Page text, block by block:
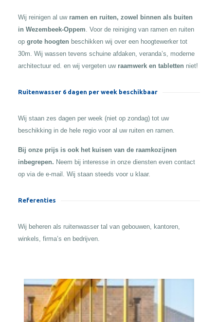
Wij reinigen al uw ramen en ruiten, zowel binnen als buiten
in Wezembeek-Oppem. Voor de reiniging van ramen en ruiten
op grote hoogten beschikken wij over een hoogtewerker tot
30m. Wij wassen tevens schuine afdaken, veranda’s, moderne
architectuur ed. en wij vergeten uw raamwerk en tabletten niet!
Ruitenwasser 6 dagen per week beschikbaar
Wij staan zes dagen per week (niet op zondag) tot uw
beschikking in de hele regio voor al uw ruiten en ramen.
Bij onze prijs is ook het kuisen van de raamkozijnen
inbegrepen. Neem bij interesse in onze diensten even contact
op via de e-mail. Wij staan steeds voor u klaar.
Referenties
Wij beheren als ruitenwasser tal van gebouwen, kantoren,
winkels, firma’s en bedrijven.